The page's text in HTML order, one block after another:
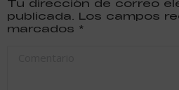
Tu dirección de correo
publicada. Los campos
marcados *